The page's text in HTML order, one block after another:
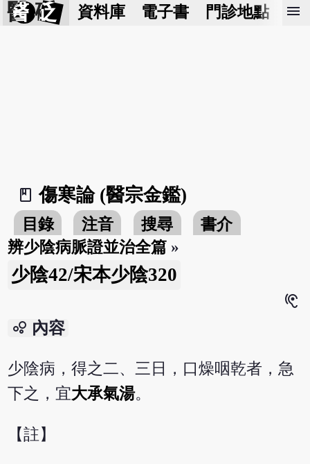
醫 砭 資料庫 電子書 門診地點 預
menu
book_2
傷寒論 (醫宗金鑑)
目錄 注音 搜尋
書介
辨少陰病脈證並治全篇 »
少陰42/宋本少陰320
hearing
bubble_chart 內容
少陰病，得之二、三日，口燥咽乾者，急
下之，宜大承氣湯。
【註】